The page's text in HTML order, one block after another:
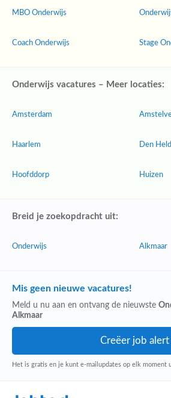
MBO Onderwijs
Coach Onderwijs Stage
Onderwijs vacatures – Meer locaties:
Amsterdam
Haarlem
Hoofddorp
Den
Huizen
Breid je zoekopdracht uit:
Onderwijs Alkmaar
Mis geen nieuwe vacatures!
Meld u nu aan en ontvang de nieuwste
Alkmaar
Het is gratis en je kunt e-mailupdates op elk moment